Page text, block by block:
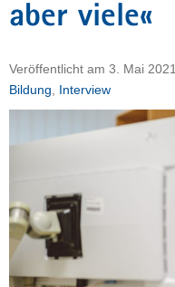
r
g
e
i
f
N
a
i
a
l
aber viele«
Veröffentlicht am 3. Mai 2021
Bildung
Interview